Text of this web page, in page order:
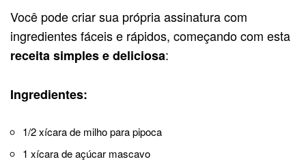
Você pode criar sua própria assinatura com
ingredientes fáceis e rápidos, começando com esta
receita simples e deliciosa:
Ingredientes:
1/2 xícara de milho para pipoca
1 xícara de açúcar mascavo